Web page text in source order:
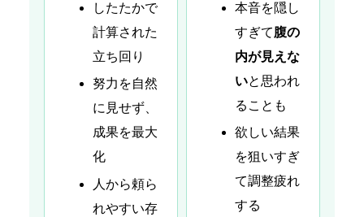
したたかで
計算された
立ち回り
努力を自然
に見せず、
成果を最大
化
人から頼ら
れやすい存
本音を隠し
すぎて腹の
内が見えな
いと思われ
ることも
欲しい結果
を狙いすぎ
て調整疲れ
する